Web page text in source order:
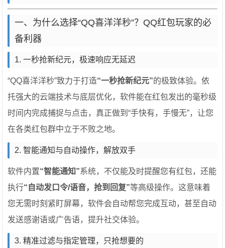
一、为什么选择“QQ喜洋洋秒”？QQ红包玩家的必
备利器
1. 一秒抢新纪元，极速响应无延迟
“QQ喜洋洋秒”致力于打造“一秒抢新纪元”的极致体验。依
托强大的云端技术与底层优化，软件能在红包发出的毫秒级
时间内完成捕捉与点击，真正做到“手快有，手慢无”，让您
在各类红包群中立于不败之地。
2. 智能通知与自动操作，解放双手
软件内置“智能通知”系统，不仅能及时提醒您有红包，还能
执行“自动发口令/语音，抢到回复”等高级操作。这意味着
您无需时刻紧盯屏幕，软件会自动帮您完成互动，甚至自动
发送感谢语或广告语，提升社交体验。
3. 精准过滤与指定管理，只抢想要的